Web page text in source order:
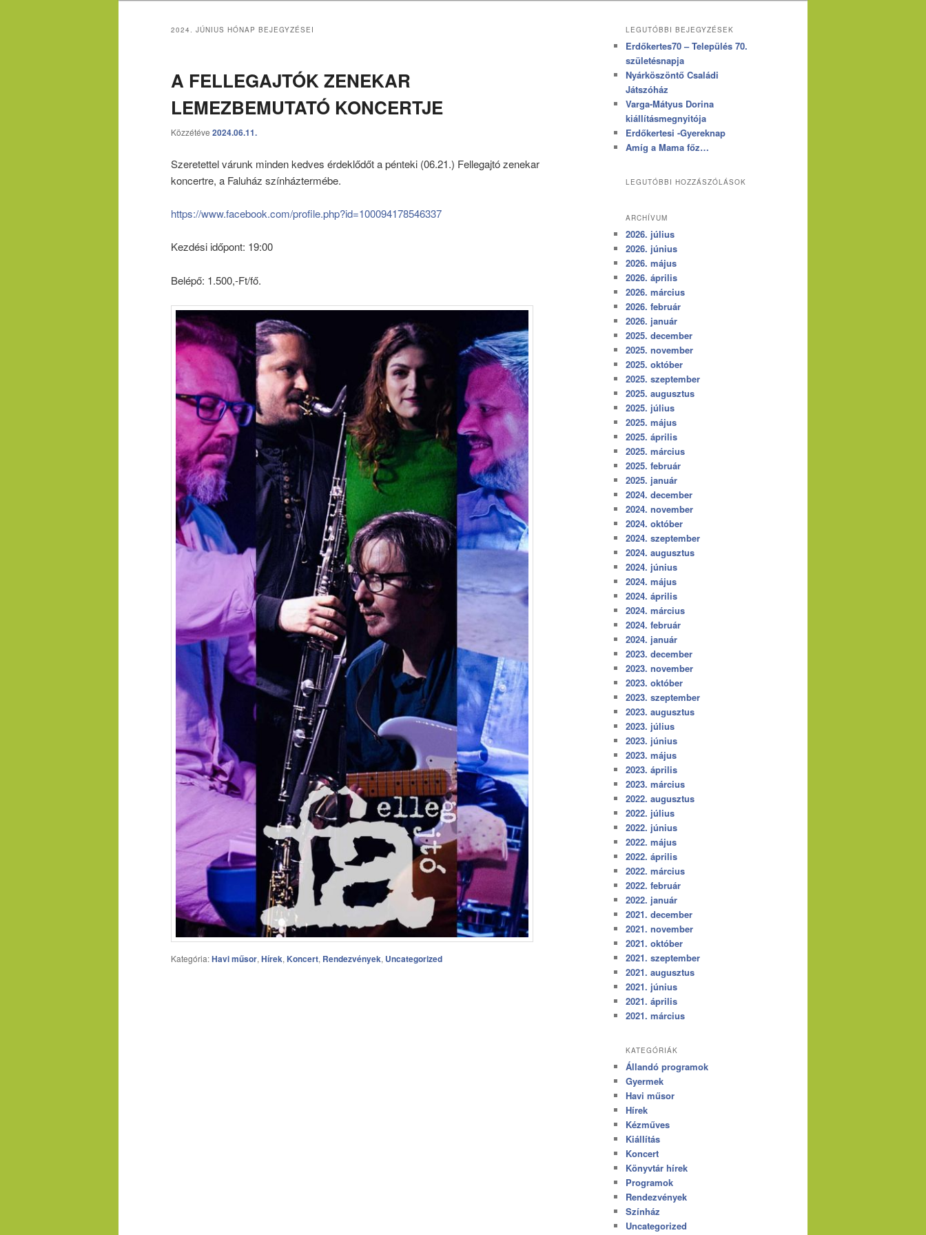
2024. JÚNIUS HÓNAP BEJEGYZÉSEI
A FELLEGAJTÓK ZENEKAR
LEMEZBEMUTATÓ KONCERTJE
Közzétéve 2024.06.11.
Szeretettel várunk minden kedves érdeklődőt a pénteki (06.21.) Fellegajtó zenekar
koncertre, a Faluház színháztermébe.
https://www.facebook.com/profile.php?id=100094178546337
Kezdési időpont: 19:00
Belépő: 1.500,-Ft/fő.
Kategória:Havi műsor, Hírek, Koncert, Rendezvények, Uncategorized
LEGUTÓBBI BEJEGYZÉSEK
Erdőkertes70 – Település 70.
születésnapja
Nyárköszöntő Családi
Játszóház
Varga-Mátyus Dorina
kiállításmegnyitója
Erdőkertesi -Gyereknap
Amíg a Mama főz…
LEGUTÓBBI HOZZÁSZÓLÁSOK
ARCHÍVUM
2026. július
2026. június
2026. május
2026. április
2026. március
2026. február
2026. január
2025. december
2025. november
2025. október
2025. szeptember
2025. augusztus
2025. július
2025. május
2025. április
2025. március
2025. február
2025. január
2024. december
2024. november
2024. október
2024. szeptember
2024. augusztus
2024. június
2024. május
2024. április
2024. március
2024. február
2024. január
2023. december
2023. november
2023. október
2023. szeptember
2023. augusztus
2023. július
2023. június
2023. május
2023. április
2023. március
2022. augusztus
2022. július
2022. június
2022. május
2022. április
2022. március
2022. február
2022. január
2021. december
2021. november
2021. október
2021. szeptember
2021. augusztus
2021. június
2021. április
2021. március
KATEGÓRIÁK
Állandó programok
Gyermek
Havi műsor
Hírek
Kézműves
Kiállítás
Koncert
Könyvtár hírek
Programok
Rendezvények
Színház
Uncategorized